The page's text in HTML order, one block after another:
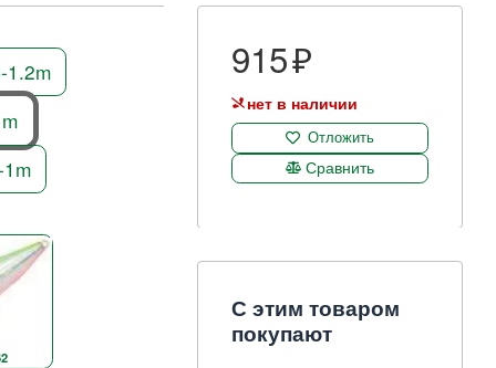
1.2m
915
нет в наличии
Отложить
Сравнить
С этим товаром
покупают